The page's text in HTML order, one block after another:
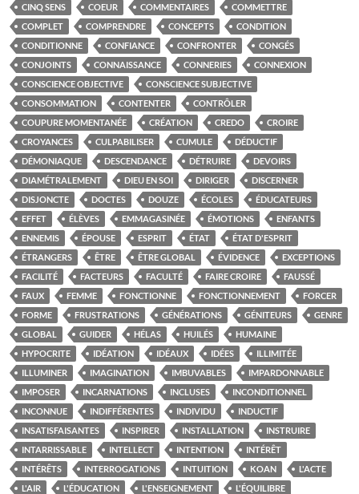
CINQ SENS
COEUR COMMENTAIRES
COMMETTRE
COMPLET
COMPRENDRE CONCEPTS
CONDITION
CONDITIONNE
CONFIANCE CONFRONTER
CONGÉS
CONJOINTS
CONNAISSANCE CONNERIES
CONNEXION
CONSCIENCE OBJECTIVE
CONSCIENCE SUBJECTIVE
CONSOMMATION
CONTENTER
CONTRÔLER
COUPURE MOMENTANÉE
CRÉATION CREDO
CROIRE
CROYANCES
CULPABILISER CUMULE
DÉDUCTIF
DÉMONIAQUE
DESCENDANCE DÉTRUIRE
DEVOIRS
DIAMÉTRALEMENT
DIEU EN SOI DIRIGER
DISCERNER
DISJONCTE
DOCTES DOUZE ÉCOLES
ÉDUCATEURS
EFFET
ÉLÈVES EMMAGASINÉE ÉMOTIONS
ENFANTS
ENNEMIS
ÉPOUSE ESPRIT ÉTAT
ÉTAT D'ESPRIT
ÉTRANGERS
ÊTRE ÊTRE GLOBAL ÉVIDENCE
EXCEPTIONS
FACILITÉ
FACTEURS FACULTÉ FAIRE CROIRE
FAUSSÉ
FAUX
FEMME FONCTIONNE FONCTIONNEMENT
FORCER
FORME
FRUSTRATIONS GÉNÉRATIONS GÉNITEURS
GENRE
GLOBAL
GUIDER HÉLAS HUILÉS
HUMAINE
HYPOCRITE
IDÉATION IDÉAUX IDÉES
ILLIMITÉE
ILLUMINER
IMAGINATION IMBUVABLES
IMPARDONNABLE
IMPOSER
INCARNATIONS INCLUSES
INCONDITIONNEL
INCONNUE
INDIFFÉRENTES INDIVIDU
INDUCTIF
INSATISFAISANTES
INSPIRER INSTALLATION
INSTRUIRE
INTARRISSABLE
INTELLECT INTENTION
INTÉRÊT
INTÉRÊTS
INTERROGATIONS INTUITION KOAN
L'ACTE
L'AIR
L'ÉDUCATION L'ENSEIGNEMENT
L'ÉQUILIBRE